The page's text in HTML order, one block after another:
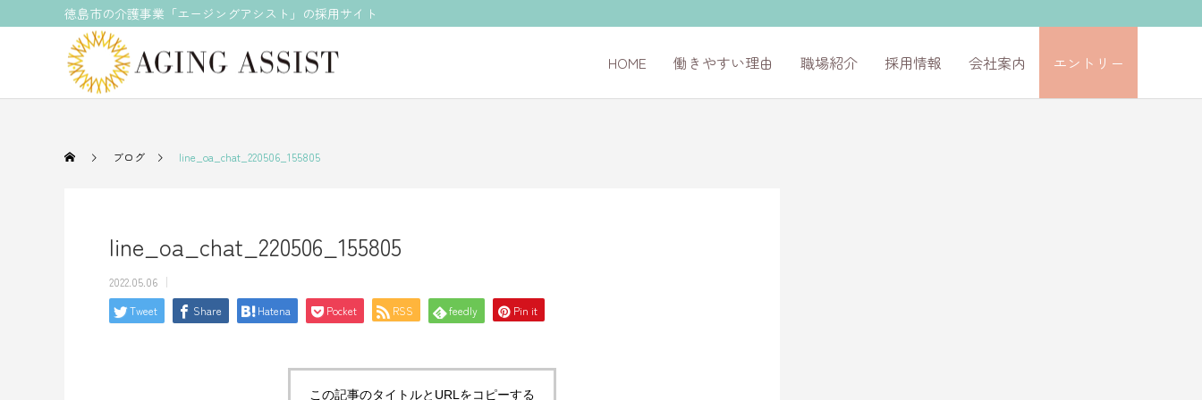
徳島市の介護事業「エージングアシスト」の採用サイト
HOME 働きやすい理由 職場紹介 採用情報 会社案内 エントリー
ブログ line_oa_chat_220506_155805
line_oa_chat_220506_155805
2022.05.06
Tweet
Share Hatena Pocket RSS feedly Pin it
この記事のタイトルとURLをコピーする